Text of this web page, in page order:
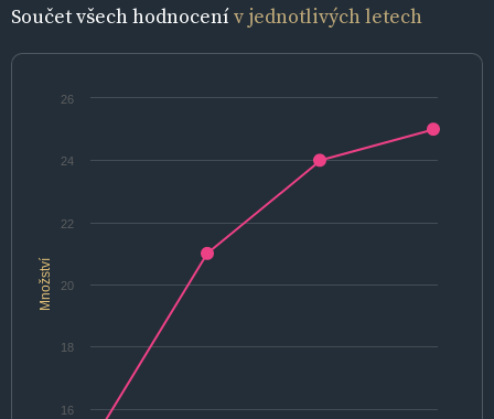
Součet všech hodnocenív jednotlivých letech
Množství
16
18
20
22
24
26